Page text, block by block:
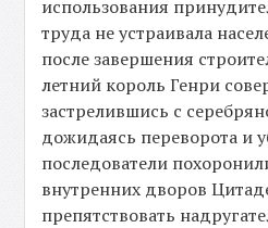
использования
труда не устраивала
после завершения
летний король Генри
застрелившись с
дожидаясь переворота и
последователи
внутренних дворов
препятствовать